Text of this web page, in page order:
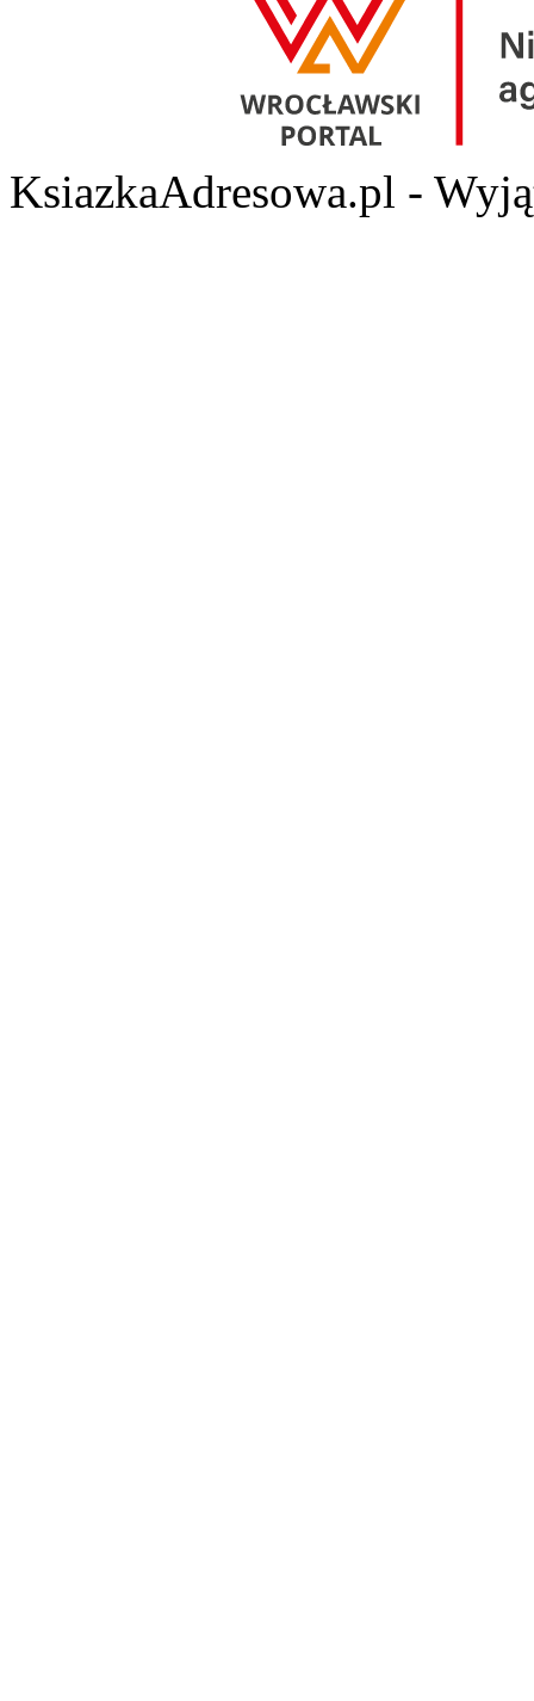
KsiazkaAdresowa.pl -